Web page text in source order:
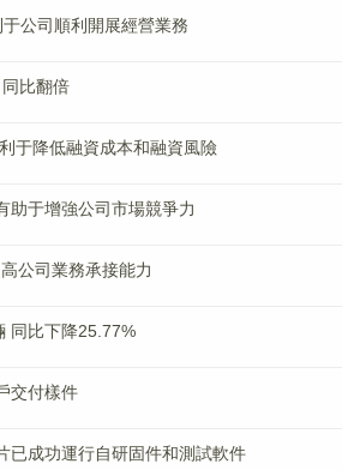
公司順利開展經營業務
比翻倍
于降低融資成本和融資風險
助于增強公司市場競爭力
公司業務承接能力
同比下降25.77%
交付樣件
已成功運行自研固件和測試軟件